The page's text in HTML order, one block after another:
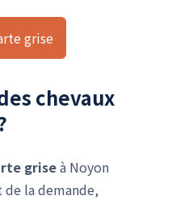
grise
chevaux
griseà Noyon
la demande,